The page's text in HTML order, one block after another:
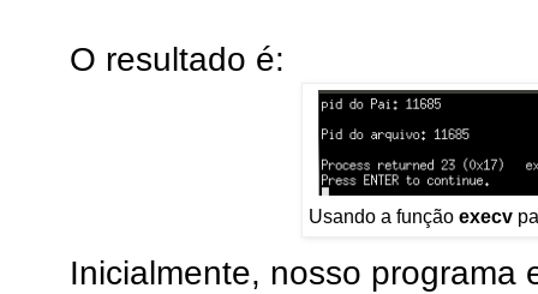
O resultado é:
Usando a função execv
Inicialmente, nosso programa